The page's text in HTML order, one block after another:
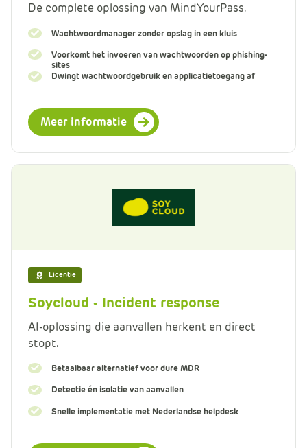
De complete oplossing van MindYourPass.
Wachtwoordmanager zonder opslag in een kluis
Voorkomt het invoeren van wachtwoorden op phishing-
sites
Dwingt wachtwoordgebruik en applicatietoegang af
Meer informatie
Licentie
Soycloud - Incident response
AI-oplossing die aanvallen herkent en direct
stopt.
Betaalbaar alternatief voor dure MDR
Detectie én isolatie van aanvallen
Snelle implementatie met Nederlandse helpdesk